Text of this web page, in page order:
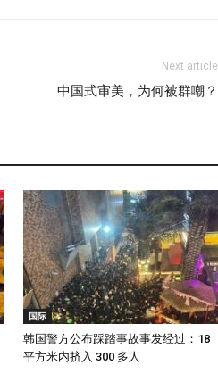
Next article
中国式审美，为何被群嘲？
国际
韩国警方公布踩踏事故事发经过：18
平方米内挤入 300 多人